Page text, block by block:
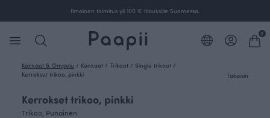
Ilmainen toimitus yli 100 € tilauksille Suomessa.
0
Kankaat & Ompelu / Kankaat / Trikoot / Single trikoot /
Kerrokset trikoo, pinkki
Takaisin
Kerrokset trikoo, pinkki
Trikoo, Punainen